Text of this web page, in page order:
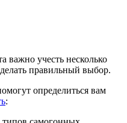
важно учесть несколько
правильный выбор.
определиться вам
: